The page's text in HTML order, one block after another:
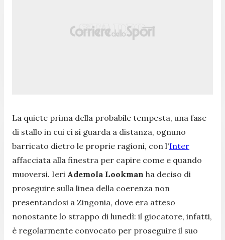
La quiete prima della probabile tempesta, una fase
di stallo in cui ci si guarda a distanza, ognuno
barricato dietro le proprie ragioni, con l'Inter
affacciata alla finestra per capire come e quando
muoversi. Ieri Ademola Lookman ha deciso di
proseguire sulla linea della coerenza non
presentandosi a Zingonia, dove era atteso
nonostante lo strappo di lunedì: il giocatore, infatti,
è regolarmente convocato per proseguire il suo